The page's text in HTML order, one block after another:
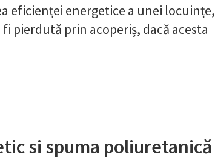
eficienței energetice a unei locuințe,
pierdută prin acoperiș, dacă acesta
si spuma poliuretanică